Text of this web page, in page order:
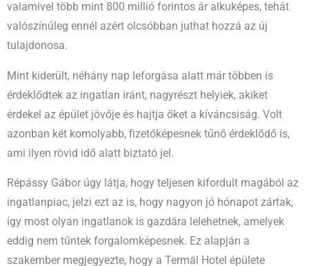
valamivel több mint 800 millió forintos ár alkuképes, tehát
valószínűleg ennél azért olcsóbban juthat hozzá az új
tulajdonosa.
Mint kiderült, néhány nap leforgása alatt már többen is
érdeklődtek az ingatlan iránt, nagyrészt helyiek, akiket
érdekel az épület jövője és hajtja őket a kíváncsiság. Volt
azonban két komolyabb, fizetőképesnek tűnő érdeklődő is,
ami ilyen rövid idő alatt biztató jel.
Répássy Gábor úgy látja, hogy teljesen kifordult magából az
ingatlanpiac, jelzi ezt az is, hogy nagyon jó hónapot zártak,
így most olyan ingatlanok is gazdára lelehetnek, amelyek
eddig nem tűntek forgalomképesnek. Ez alapján a
szakember megjegyezte, hogy a Termál Hotel épülete